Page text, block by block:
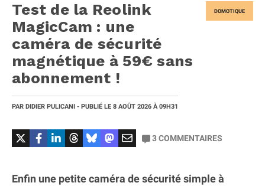
DOMOTIQUE
Test de la Reolink
MagicCam : une
caméra de sécurité
magnétique à 59€ sans
abonnement !
PAR DIDIER PULICANI - PUBLIÉ LE 8 AOÛT 2026 À 09H31
3COMMENTAIRES
Enfin une petite caméra de sécurité simple à